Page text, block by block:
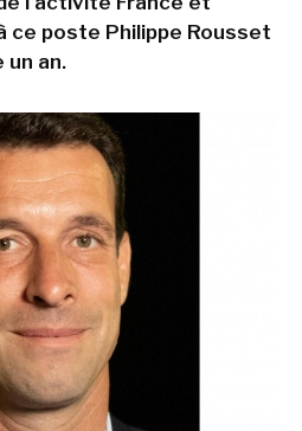
ce poste Philippe Rousset
un an.